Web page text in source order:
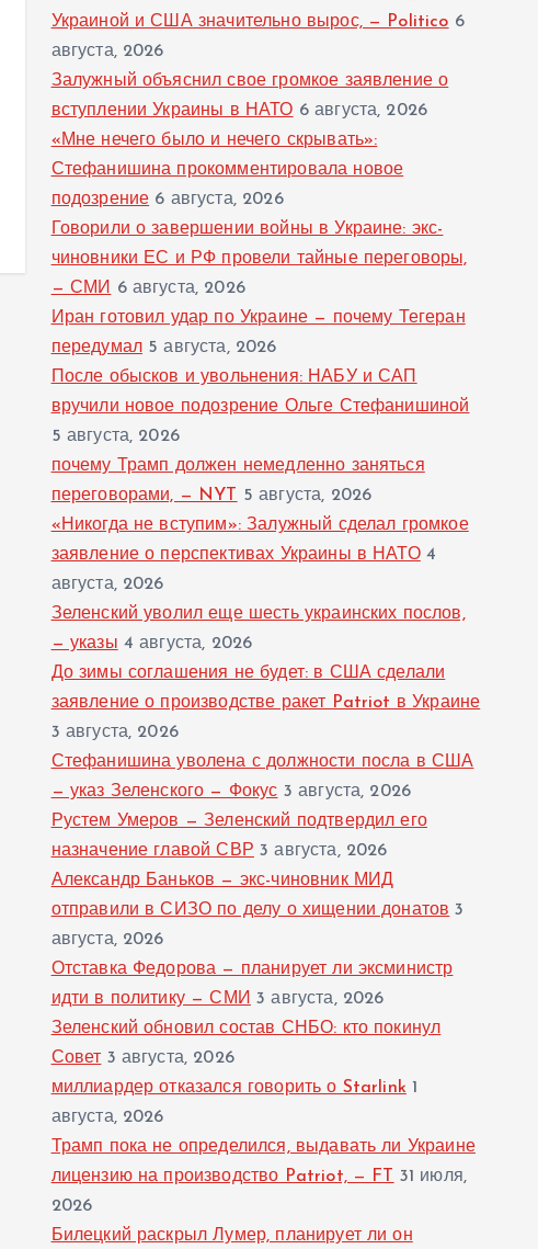
Украиной и США значительно вырос, — Politico 6
августа, 2026
Залужный объяснил свое громкое заявление о
вступлении Украины в НАТО 6 августа, 2026
«Мне нечего было и нечего скрывать»:
Стефанишина прокомментировала новое
подозрение 6 августа, 2026
Говорили о завершении войны в Украине: экс-
чиновники ЕС и РФ провели тайные переговоры,
— СМИ 6 августа, 2026
Иран готовил удар по Украине — почему Тегеран
передумал 5 августа, 2026
После обысков и увольнения: НАБУ и САП
вручили новое подозрение Ольге Стефанишиной
5 августа, 2026
почему Трамп должен немедленно заняться
переговорами, — NYT
5 августа, 2026
«Никогда не вступим»: Залужный сделал громкое
заявление о перспективах Украины в НАТО 4
августа, 2026
Зеленский уволил еще шесть украинских послов,
— указы 4 августа, 2026
До зимы соглашения не будет: в США сделали
заявление о производстве ракет Patriot в Украине
3 августа, 2026
Стефанишина уволена с должности посла в США
— указ Зеленского — Фокус 3 августа, 2026
Рустем Умеров — Зеленский подтвердил его
назначение главой СВР 3 августа, 2026
Александр Баньков — экс-чиновник МИД
отправили в СИЗО по делу о хищении донатов 3
августа, 2026
Отставка Федорова — планирует ли эксминистр
идти в политику — СМИ 3 августа, 2026
Зеленский обновил состав СНБО: кто покинул
Совет 3 августа, 2026
миллиардер отказался говорить о Starlink 1
августа, 2026
Трамп пока не определился, выдавать ли Украине
лицензию на производство Patriot, — FT
31 июля,
2026
Билецкий раскрыл Лумер, планирует ли он